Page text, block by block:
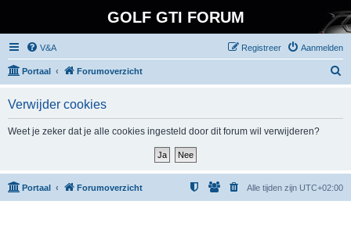
GOLF GTI FORUM
V&A Aanmelden
Registreer
Portaal Forumoverzicht
Verwijder cookies
Weet je zeker dat je alle cookies ingesteld door dit forum wil verwijderen?
Portaal Forumoverzicht Alle tijden zijn UTC+02:00